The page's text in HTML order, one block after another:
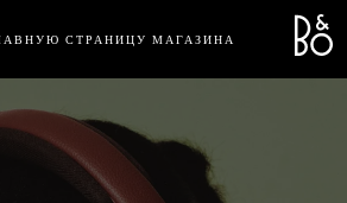
СТРАНИЦУ МАГАЗИНА